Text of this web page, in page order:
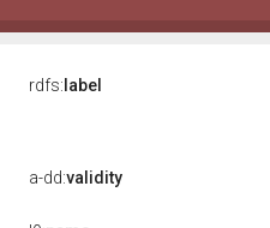
rdfs: label
a-dd:validity